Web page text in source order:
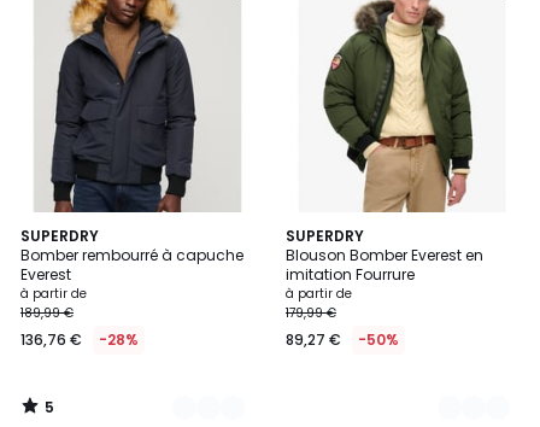
SUPERDRY
Bomber rembourré à capuche
Everest
à partir de
189,99 €
136,76 € -28%
5
/
5
2
Couleurs
5
/
SUPERDRY
Blouson Bomber Everest en
imitation Fourrure
à partir de
179,99 €
89,27 € -50%
6
Couleurs